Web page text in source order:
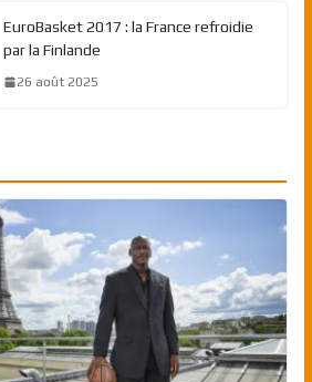
EuroBasket 2017 : la France refroidie
par la Finlande
26 août 2025